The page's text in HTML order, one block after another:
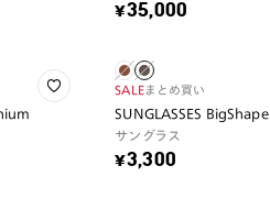
¥35,000
SALEまとめ買い
SUNGLASSES BigShape
サングラス
¥3,300